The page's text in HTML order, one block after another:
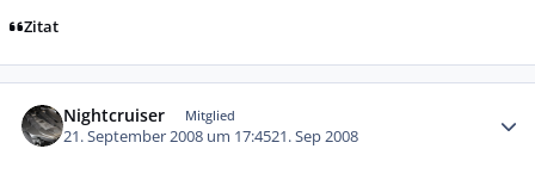
Zitat
Nightcruiser Mitglied
21. September 2008 um 17:4521. Sep 2008